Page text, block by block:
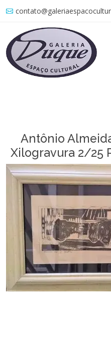
Antônio
Xilogravura 2/25